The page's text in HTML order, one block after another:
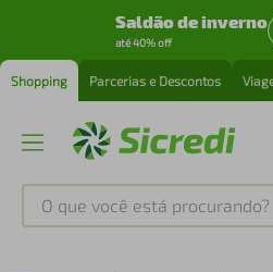
Saldão de inverno
até 40% off
Shopping Parcerias e Descontos
O que você está procurando?